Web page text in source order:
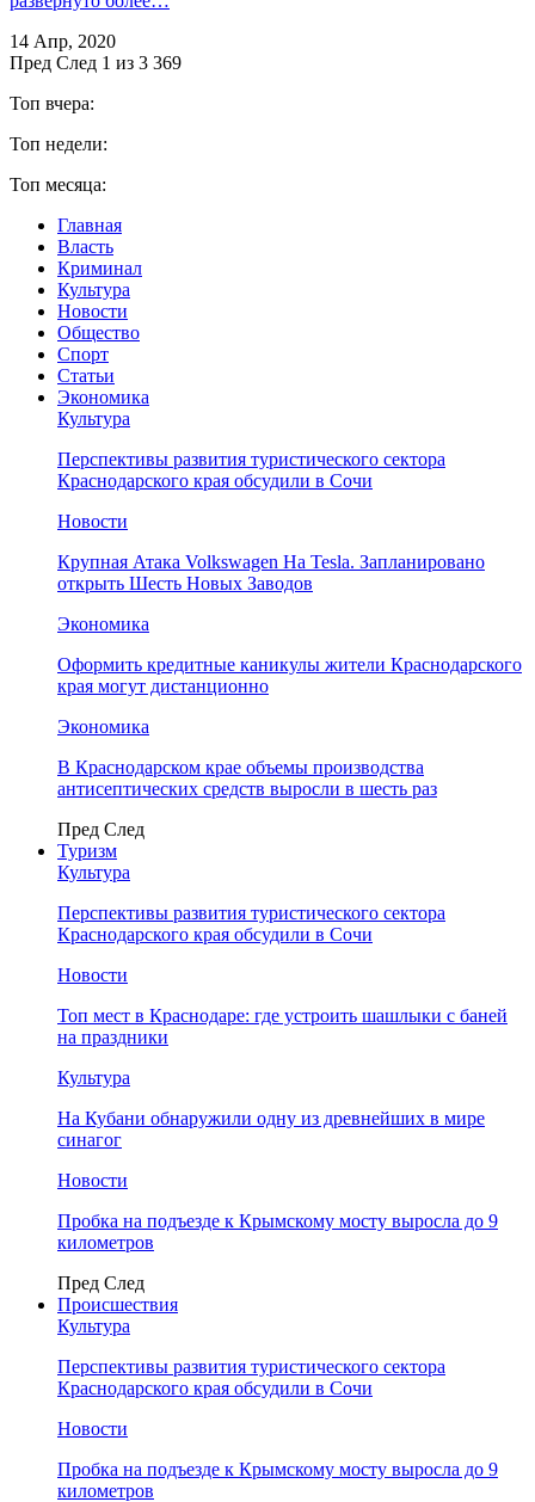
14 Апр, 2020
Пред След 1 из 3 369
Топ вчера:
Топ недели:
Топ месяца:
Главная
Власть
Криминал
Культура
Новости
Общество
Спорт
Статьи
Экономика
Культура
Перспективы развития туристического сектора
Краснодарского края обсудили в Сочи
Новости
Крупная Атака Volkswagen На Tesla. Запланировано
открыть Шесть Новых Заводов
Экономика
Оформить кредитные каникулы жители Краснодарского
края могут дистанционно
Экономика
В Краснодарском крае объемы производства
антисептических средств выросли в шесть раз
Пред След
Туризм
Культура
Перспективы развития туристического сектора
Краснодарского края обсудили в Сочи
Новости
Топ мест в Краснодаре: где устроить шашлыки с баней
на праздники
Культура
На Кубани обнаружили одну из древнейших в мире
синагог
Новости
Пробка на подъезде к Крымскому мосту выросла до 9
километров
Пред След
Происшествия
Культура
Перспективы развития туристического сектора
Краснодарского края обсудили в Сочи
Новости
Пробка на подъезде к Крымскому мосту выросла до 9
километров